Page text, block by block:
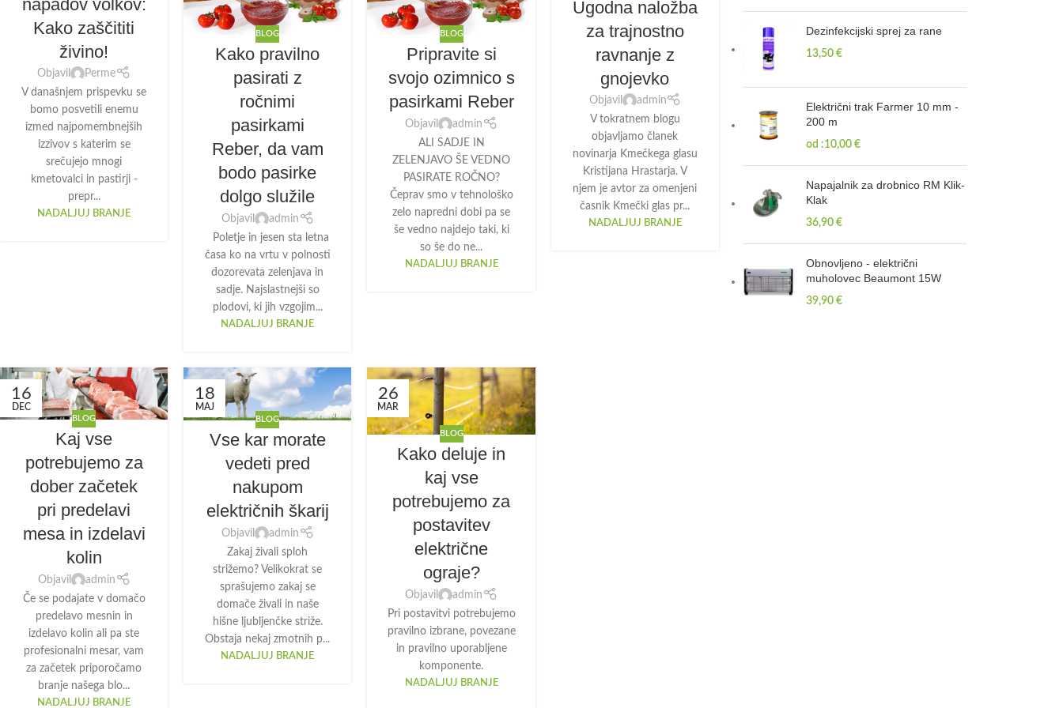
napadov volkov:
Kako zaščititi
živino!
Objavil
Perme
V današnjem prispevku se
bomo posvetili enemu
izmed najpomembnejših
izzivov s katerim se
srečujejo mnogi
kmetovalci in pastirji -
prepr...
NADALJUJ BRANJE
BLOG
Kako pravilno
pasirati z
ročnimi
pasirkami
Reber, da vam
bodo pasirke
dolgo služile
Objavil
admin
Poletje in jesen sta letna
časa ko na vrtu v polnosti
dozorevata zelenjava in
sadje. Najslastnejši so
plodovi, ki jih vzgojim...
NADALJUJ BRANJE
BLOG
Pripravite si
svojo ozimnico s
pasirkami Reber
Objavil
admin
ALI SADJE IN
ZELENJAVO ŠE VEDNO
PASIRATE ROČNO?
Čeprav smo v tehnološko
zelo napredni dobi pa se
še vedno najdejo taki, ki
so še do ne...
NADALJUJ BRANJE
Ugodna naložba
za trajnostno
ravnanje z
gnojevko
Objavil
admin
V tokratnem blogu
objavljamo članek
novinarja Kmečkega glasu
Kristijana Hrastarja. V
njem je avtor za omenjeni
časnik Kmečki glas pr...
NADALJUJ BRANJE
16
DEC
BLOG
Kaj vse
potrebujemo za
dober začetek
pri predelavi
mesa in izdelavi
kolin
Objavil
admin
Če se podajate v domačo
predelavo mesnin in
izdelavo kolin ali pa ste
profesionalni mesar, vam
za začetek priporočamo
branje našega blo...
NADALJUJ BRANJE
18
MAJ
BLOG
Vse kar morate
vedeti pred
nakupom
električnih škarij
Objavil
admin
Zakaj živali sploh
strižemo? Velikokrat se
sprašujemo zakaj se
domače živali in naše
hišne ljubljenčke striže.
Obstaja nekaj zmotnih p...
NADALJUJ BRANJE
26
MAR
BLOG
Kako deluje in
kaj vse
potrebujemo za
postavitev
električne
ograje?
Objavil
admin
Pri postavitvi potrebujemo
pravilno izbrane, povezane
in pravilno uporabljene
komponente.
NADALJUJ BRANJE
Dezinfekcijski sprej za rane
13,50 €
Električni trak Farmer 10 mm -
200 m
od :10,00 €
Napajalnik za drobnico RM Klik-
Klak
36,90 €
Obnovljeno - električni
muholovec Beaumont 15W
39,90 €